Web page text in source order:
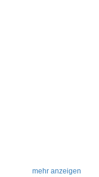
mehr anzeigen